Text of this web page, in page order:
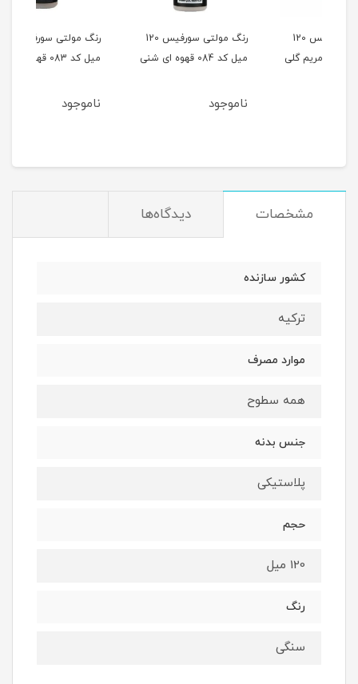
رنگ مولتی سورفیس 120
میل کد 084 قهوه ای شنی
رنگ مولتی سورفیس 120
میل کد 083 قهوه ای خاکی
مشخصات دیدگاه‌ها
کشور سازنده
ترکیه
موارد مصرف
همه سطوح
جنس بدنه
پلاستیکی
حجم
120 میل
رنگ
سنگی